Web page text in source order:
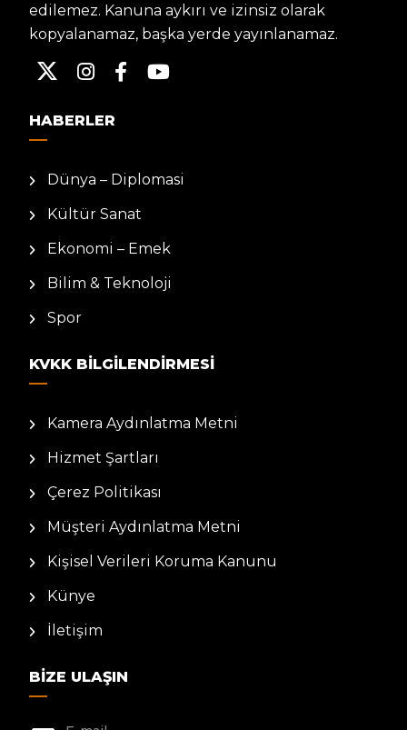
edilemez. Kanuna aykırı ve izinsiz olarak
kopyalanamaz, başka yerde yayınlanamaz.
HABERLER
Dünya – Diplomasi
Kültür Sanat
Ekonomi – Emek
Bilim & Teknoloji
Spor
KVKK BILGILENDIRMESI
Kamera Aydınlatma Metni
Hizmet Şartları
Çerez Politikası
Müşteri Aydınlatma Metni
Kişisel Verileri Koruma Kanunu
Künye
İletişim
BIZE ULAŞIN